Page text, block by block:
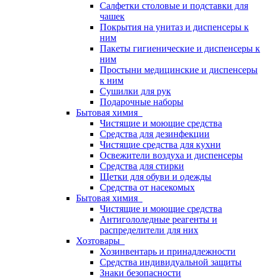
Салфетки столовые и подставки для
чашек
Покрытия на унитаз и диспенсеры к
ним
Пакеты гигиенические и диспенсеры к
ним
Простыни медицинские и диспенсеры
к ним
Сушилки для рук
Подарочные наборы
Бытовая химия
Чистящие и моющие средства
Средства для дезинфекции
Чистящие средства для кухни
Освежители воздуха и диспенсеры
Средства для стирки
Щетки для обуви и одежды
Средства от насекомых
Бытовая химия
Чистящие и моющие средства
Антигололедные реагенты и
распределители для них
Хозтовары
Хозинвентарь и принадлежности
Средства индивидуальной защиты
Знаки безопасности